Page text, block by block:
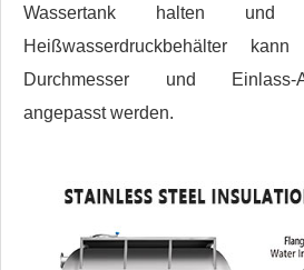
Wassertank halten und
Heißwasserdruckbehälter
Durchmesser und Einlass-
angepasst werden.